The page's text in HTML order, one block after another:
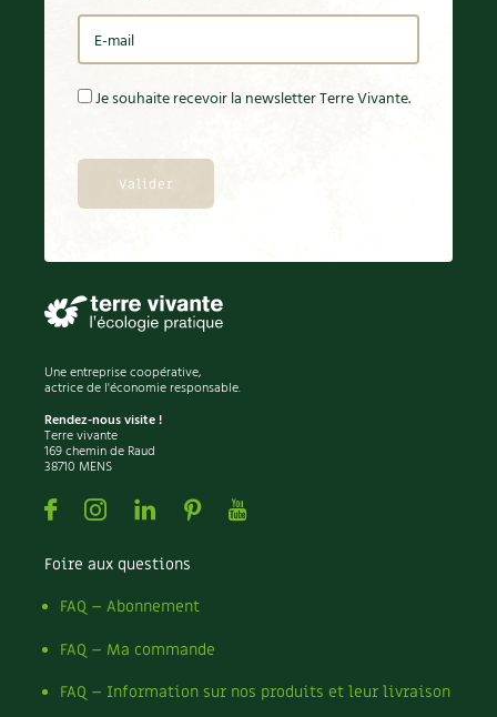
Je souhaite recevoir la newsletter Terre Vivante.
Une entreprise coopérative,
actrice de l'économie responsable.
Rendez-nous visite !
Terre vivante
169 chemin de Raud
38710 MENS
FacebookInstagramLinkedin
PinterestYoutube
Foire aux questions
FAQ – Abonnement
FAQ – Ma commande
FAQ – Information sur nos produits et leur livraison